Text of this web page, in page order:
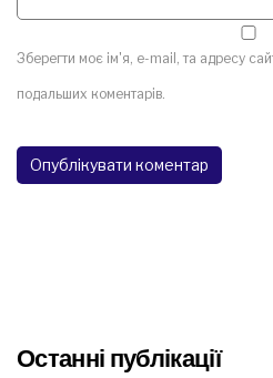
Зберегти моє ім'я, e-mail, та адресу
подальших коментарів.
Останні публікації